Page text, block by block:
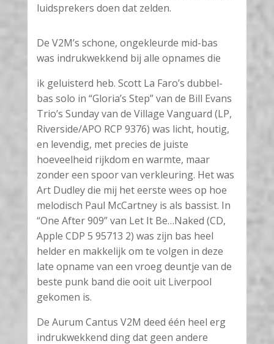
luidsprekers doen dat zelden.
De V2M’s schone, ongekleurde mid-bas
was indrukwekkend bij alle opnames die
ik geluisterd heb. Scott La Faro’s dubbel-
bas solo in “Gloria’s Step” van de Bill Evans
Trio’s Sunday van de Village Vanguard (LP,
Riverside/APO RCP 9376) was licht, houtig,
en levendig, met precies de juiste
hoeveelheid rijkdom en warmte, maar
zonder een spoor van verkleuring. Het was
Art Dudley die mij het eerste wees op hoe
melodisch Paul McCartney is als bassist. In
“One After 909” van Let It Be…Naked (CD,
Apple CDP 5 95713 2) was zijn bas heel
helder en makkelijk om te volgen in deze
late opname van een vroeg deuntje van de
beste punk band die ooit uit Liverpool
gekomen is.
De Aurum Cantus V2M deed één heel erg
indrukwekkend ding dat geen andere